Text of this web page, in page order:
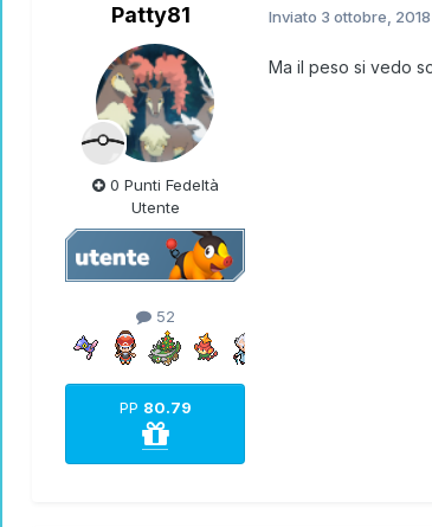
Patty81
0 Punti Fedeltà
Utente
52
PP 80.79
Inviato 3 ottobre, 2018
Ma il peso si vedo